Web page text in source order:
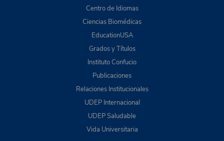
Centro de Idiomas
Ciencias Biomédicas
EducationUSA
Grados y Títulos
Instituto Confucio
Publicaciones
Relaciones Institucionales
UDEP Internacional
UDEP Saludable
Vida Universitaria